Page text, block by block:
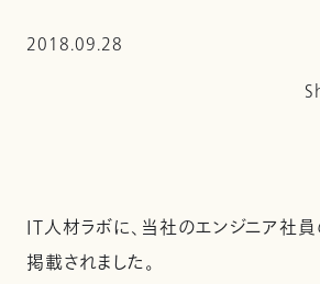
2018.09.28
IT人材ラボに、当社のエンジニア社
掲載されました。